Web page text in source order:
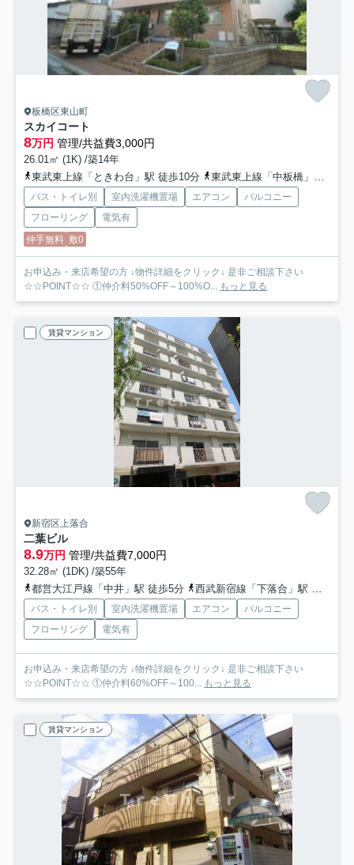
板橋区東山町
スカイコート
8万円 管理/共益費3,000円
26.01㎡ (1K) /築14年
東武東上線「ときわ台」駅 徒歩10分
東武東上線「中板橋」駅 徒歩11分
バス・トイレ別 室内洗濯機置場 エアコン
バルコニー
フローリング
電気有
仲手無料 敷0
お申込み・来店希望の方 ↓物件詳細をクリック↓ 是非ご相談下さい
☆☆POINT☆☆ ①仲介料50%OFF～100%O... もっと見る
賃貸マンション
新宿区上落合
二葉ビル
8.9万円 管理/共益費7,000円
32.28㎡ (1DK) /築55年
都営大江戸線「中井」駅 徒歩5分
西武新宿線「下落合」駅 徒歩7分
バス・トイレ別 室内洗濯機置場 エアコン
バルコニー
フローリング
電気有
お申込み・来店希望の方 ↓物件詳細をクリック↓ 是非ご相談下さい
☆☆POINT☆☆ ①仲介料60%OFF～100... もっと見る
賃貸マンション